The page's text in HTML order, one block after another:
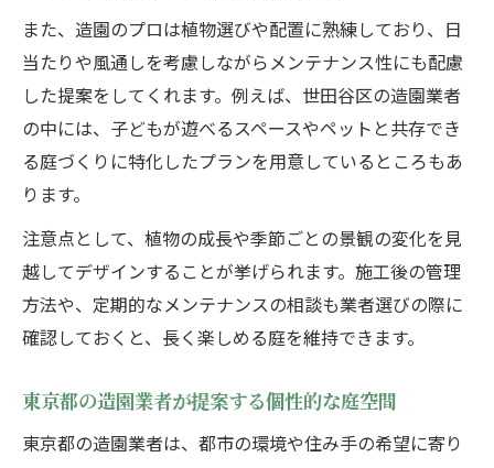
また、造園のプロは植物選びや配置に熟練しており、日
当たりや風通しを考慮しながらメンテナンス性にも配慮
した提案をしてくれます。例えば、世田谷区の造園業者
の中には、子どもが遊べるスペースやペットと共存でき
る庭づくりに特化したプランを用意しているところもあ
ります。
注意点として、植物の成長や季節ごとの景観の変化を見
越してデザインすることが挙げられます。施工後の管理
方法や、定期的なメンテナンスの相談も業者選びの際に
確認しておくと、長く楽しめる庭を維持できます。
東京都の造園業者が提案する個性的な庭空間
東京都の造園業者は、都市の環境や住み手の希望に寄り